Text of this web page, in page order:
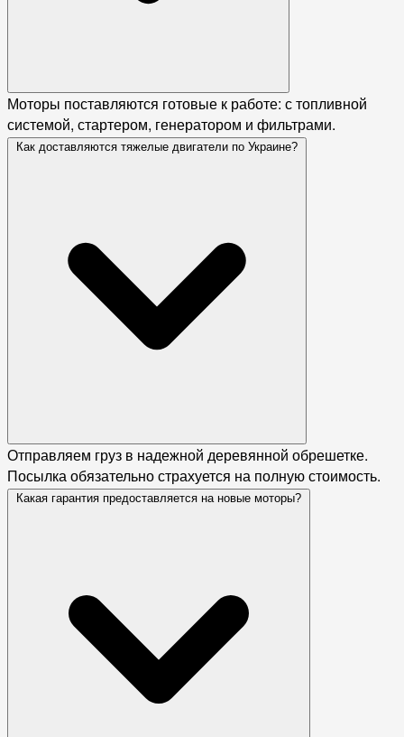
Моторы поставляются готовые к работе: с топливной
системой, стартером, генератором и фильтрами.
Как доставляются тяжелые двигатели по Украине?
Отправляем груз в надежной деревянной обрешетке.
Посылка обязательно страхуется на полную стоимость.
Какая гарантия предоставляется на новые моторы?